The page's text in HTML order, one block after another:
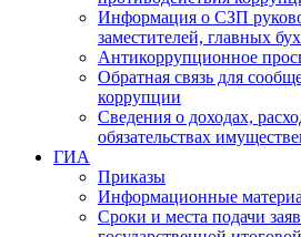
Информация о СЗП
заместителей, главных
Антикоррупционное
Обратная связь для
коррупции
Сведения о доходах,
обязательствах
ГИА
Приказы
Информационные
Сроки и места подачи